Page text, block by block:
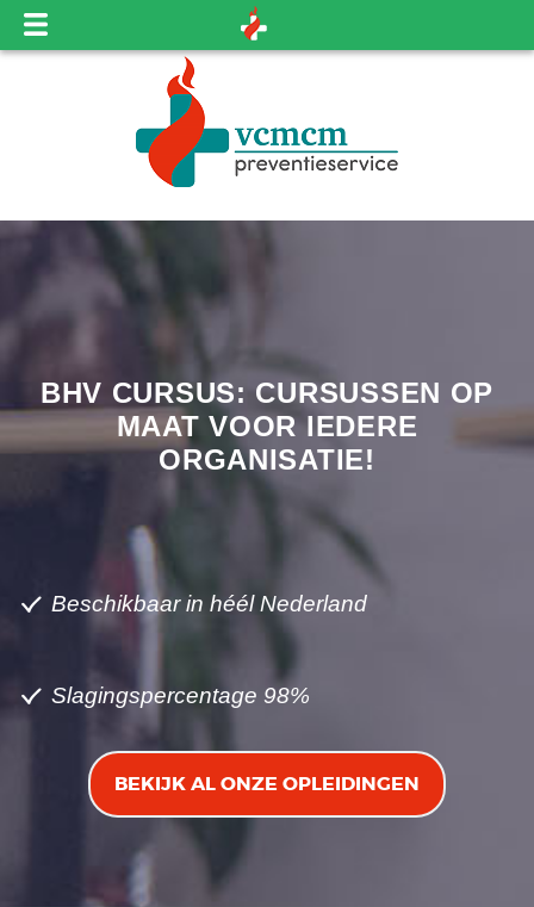
BHV CURSUS: CURSUSSEN OP
MAAT VOOR IEDERE
ORGANISATIE!
Beschikbaar in héél Nederland
Slagingspercentage 98%
BEKIJK AL ONZE OPLEIDINGEN